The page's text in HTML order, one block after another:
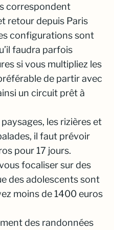
correspondent
retour depuis Paris
configurations sont
faudra parfois
si vous multipliez les
de partir avec
un circuit prêt à
les rizières et
il faut prévoir
pour 17 jours.
focaliser sur des
des adolescents sont
moins de 1400 euros
des randonnées